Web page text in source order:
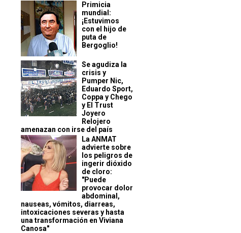
Primicia
mundial:
¡Estuvimos
con el hijo de
puta de
Bergoglio!
Se agudiza la
crisis y
Pumper Nic,
Eduardo Sport,
Coppa y Chego
y El Trust
Joyero
Relojero
amenazan con irse del país
La ANMAT
advierte sobre
los peligros de
ingerir dióxido
de cloro:
"Puede
provocar dolor
abdominal,
nauseas, vómitos, diarreas,
intoxicaciones severas y hasta
una transformación en Viviana
Canosa"